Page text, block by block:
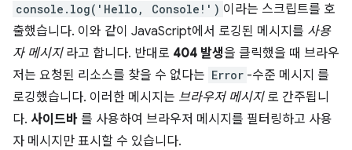
console.log('Hello, Console!') 이라는 스크립트를 호
출했습니다. 이와 같이 JavaScript에서 로깅된 메시지를 사용
자 메시지라고 합니다. 반대로 404 발생을 클릭했을 때 브라우
저는 요청된 리소스를 찾을 수 없다는 Error -수준 메시지 를
로깅했습니다. 이러한 메시지는 브라우저 메시지로 간주됩니
다. 사이드바 를 사용하여 브라우저 메시지를 필터링하고 사용
자 메시지만 표시할 수 있습니다.